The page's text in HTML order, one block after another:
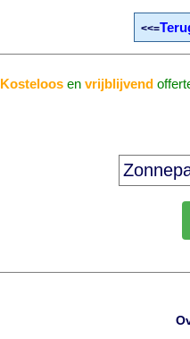
<<=
Kosteloos envrijblijvend